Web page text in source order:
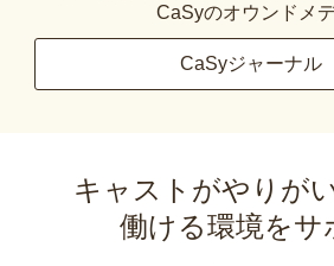
CaSyのオウンドメ
CaSyジャーナル
キャストがやりが
働ける環境をサ